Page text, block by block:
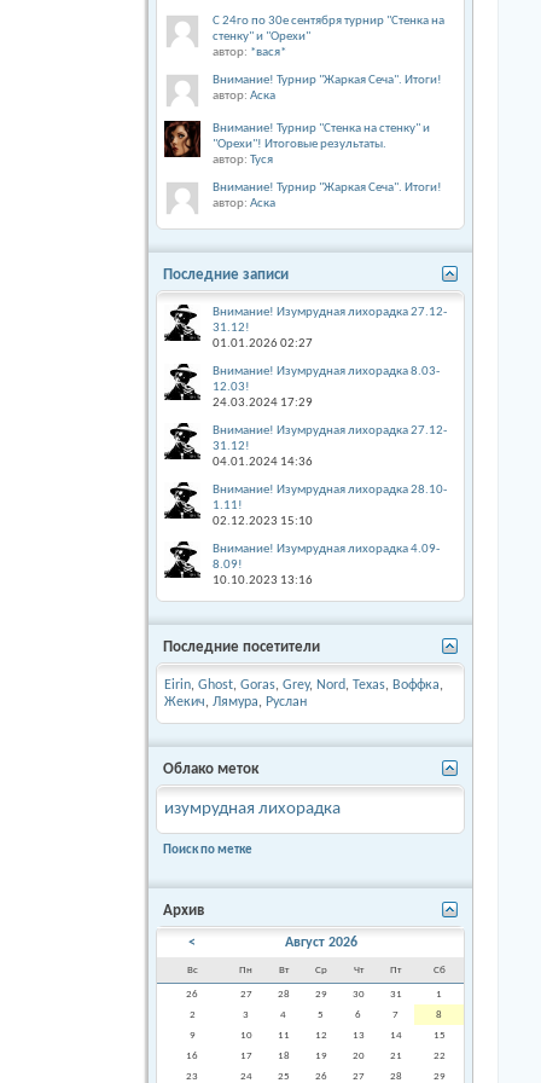
С 24го по 30е сентября турнир "Стенка на
стенку" и "Орехи"
автор: *вася*
Внимание! Турнир "Жаркая Сеча". Итоги!
автор: Аска
Внимание! Турнир "Стенка на стенку" и
"Орехи"! Итоговые результаты.
автор: Туся
Внимание! Турнир "Жаркая Сеча". Итоги!
автор: Аска
Последние записи
Внимание! Изумрудная лихорадка 27.12-
31.12!
01.01.202602:27
Внимание! Изумрудная лихорадка 8.03-
12.03!
24.03.2024 17:29
Внимание! Изумрудная лихорадка 27.12-
31.12!
04.01.2024 14:36
Внимание! Изумрудная лихорадка 28.10-
1.11!
02.12.2023 15:10
Внимание! Изумрудная лихорадка 4.09-
8.09!
10.10.2023 13:16
Последние посетители
Eirin, Ghost, Goras, Grey, Nord, Texas, Воффка,
Жекич, Лямура, Руслан
Облако меток
изумрудная лихорадка
Поиск по метке
Архив
< Август 2026
Вс Пн Вт Ср Чт Пт Сб
26 27 28 29 30 31
1
2
3 4 5 6 7
8
9
10 11 12 13 14
15
16
17 18 19 20 21
22
23
24 25 26 27 28
29